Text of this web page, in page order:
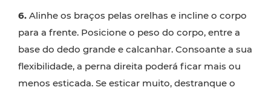
6. Alinhe os braços pelas orelhas e incline o corpo
para a frente. Posicione o peso do corpo, entre a
base do dedo grande e calcanhar. Consoante a sua
flexibilidade, a perna direita poderá ficar mais ou
menos esticada. Se esticar muito, destranque o